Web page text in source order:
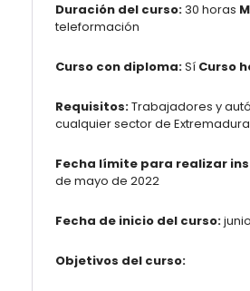
Duración del curso: 30 horas
teleformación
Curso con diploma:Sí Curso
Requisitos:Trabajadores y
cualquier sector de
Fecha límite para realizar
de mayo de 2022
Fecha de inicio del curso:
Objetivos del curso: